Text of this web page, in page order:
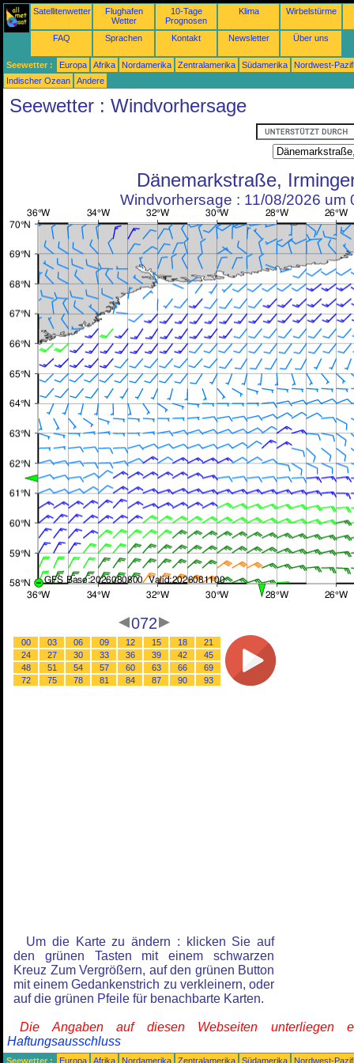
Satellitenwetter
Flughafen
Wetter
10-Tage
Prognosen
Klima Wirbelstürme
FAQ Sprachen Kontakt Newsletter Über uns
Seewetter : Europa Afrika Nordamerika Zentralamerika Südamerika
Nordwest-
Indischer Ozean
Andere
Seewetter : Windvorhersage
Dänemarkstraße,
Windvorhersage : 11/08/2026 um
072
00 03 06 09 12 15 18
21
24
27 30 33 36 39 42
45
48
51 54 57 60 63 66
69
72
75 78 81 84 87 90 93
Um die Karte zu ändern : klicken Sie auf
den grünen Tasten mit einem schwarzen
Kreuz Zum Vergrößern, auf den grünen Button
mit einem Gedankenstrich zu verkleinern, oder
auf die grünen Pfeile für benachbarte Karten.
Die Angaben auf diesen Webseiten unterliegen
Haftungsausschluss
Seewetter : Europa Afrika Nordamerika Zentralamerika Südamerika
Nordwest-